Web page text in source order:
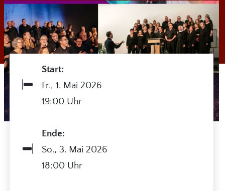
Start:
Fr., 1. Mai 2026
19:00 Uhr
Ende:
So., 3. Mai 2026
18:00 Uhr